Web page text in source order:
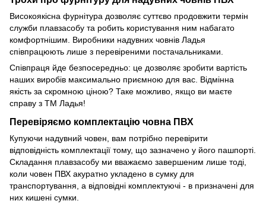
Високоякісна фурнітура дозволяє суттєво продовжити термін
служби плавзасобу та робить користування ним набагато
комфортнішим. Виробники надувних човнів Ладья
співпрацюють лише з перевіреними постачальниками.
Співпраця йде безпосередньо: це дозволяє зробити вартість
наших виробів максимально приємною для вас. Відмінна
якість за скромною ціною? Таке можливо, якщо ви маєте
справу з ТМ Ладья!
Перевіряємо комплектацію човна ПВХ
Купуючи надувний човен, вам потрібно перевірити
відповідність комплектації тому, що зазначено у його пашпортi.
Складання плавзасобу ми вважаємо завершеним лише тоді,
коли човен ПВХ акуратно укладено в сумку для
транспортування, а відповідні комплектуючі - в призначені для
них кишені сумки.